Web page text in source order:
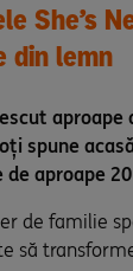
She’s
din lemn
spune
aproape
de familie
să